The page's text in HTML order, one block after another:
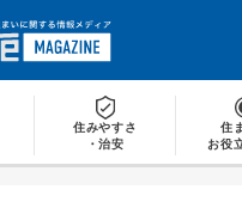
住みやすさ
・治安
住
お役